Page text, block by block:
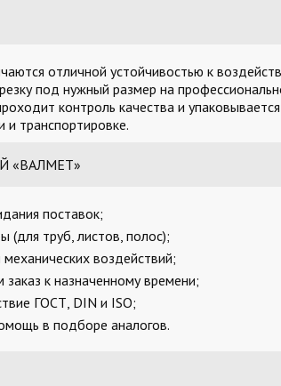
отличной устойчивостью к
под нужный размер на
контроль качества и
транспортировке.
«ВАЛМЕТ»
поставок;
(для труб, листов, полос);
воздействий;
к назначенному времени;
ГОСТ, DIN и ISO;
в подборе аналогов.